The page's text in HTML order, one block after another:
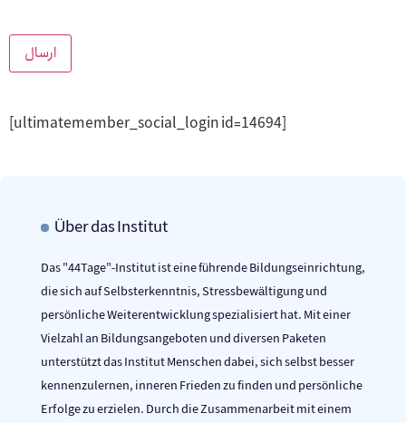
[ultimatemember_social_login id=14694]
Über das Institut
Das "44Tage"-Institut ist eine führende Bildungseinrichtung,
die sich auf Selbsterkenntnis, Stressbewältigung und
persönliche Weiterentwicklung spezialisiert hat. Mit einer
Vielzahl an Bildungsangeboten und diversen Paketen
unterstützt das Institut Menschen dabei, sich selbst besser
kennenzulernen, inneren Frieden zu finden und persönliche
Erfolge zu erzielen. Durch die Zusammenarbeit mit einem